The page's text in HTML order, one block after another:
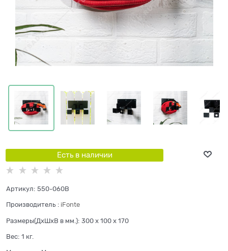
Есть в наличии
Артикул: 550-060B
Производитель : iFonte
Размеры(ДхШхВ в мм.): 300 x 100 x 170
Вес: 1 кг.